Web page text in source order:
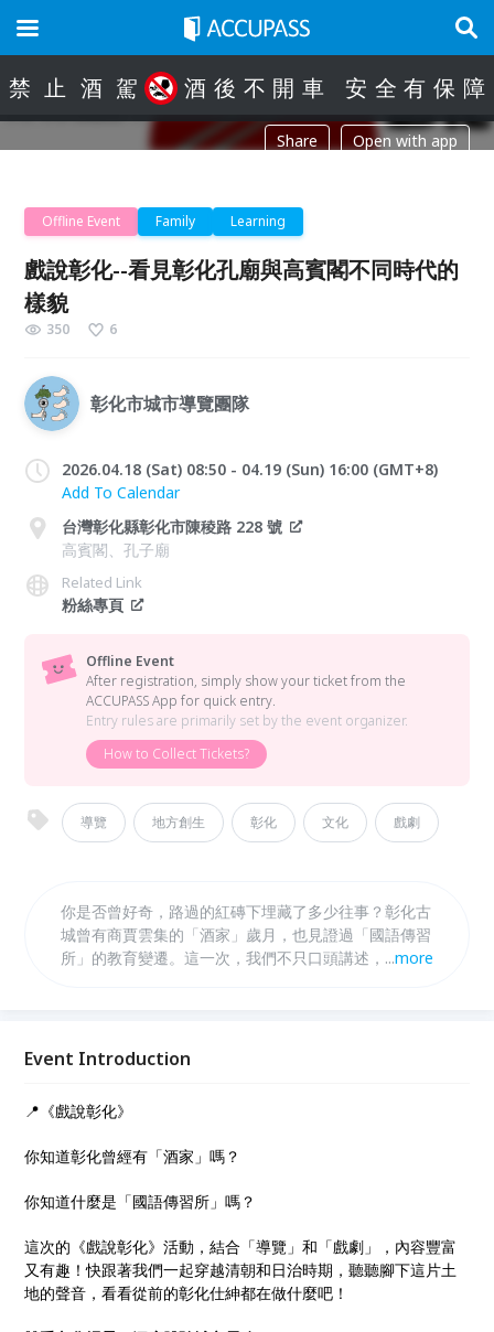
禁 止 酒 駕 酒 後 不 開 車 安 全 有 保 障
Share Open with app
Offline Event Family Learning
戲說彰化--看見彰化孔廟與高賓閣不同時代的
樣貌
350 6
彰化市城市導覽團隊
2026.04.18 (Sat) 08:50 - 04.19 (Sun) 16:00 (GMT+8)
Add To Calendar
台灣彰化縣彰化市陳稜路 228 號
高賓閣、孔子廟
Related Link
粉絲專頁
Offline Event
After registration, simply show your ticket from the
ACCUPASS App for quick entry.
Entry rules are primarily set by the event organizer.
How to Collect Tickets?
導覽 地方創生 彰化 文化 戲劇
你是否曾好奇，路過的紅磚下埋藏了多少往事？彰化古
城曾有商賈雲集的「酒家」歲月，也見證過「國語傳習
所」的教育變遷。這一次，我們不只口頭講述，更要透
或踏入昔日酒家高賓閣，演員將在歷史現場現身，將清
報名即贈精美小禮，讓我們在古城風華中相遇！
...more
Event Introduction
📍《戲說彰化》
你知道彰化曾經有「酒家」嗎？
你知道什麼是「國語傳習所」嗎？
這次的《戲說彰化》活動，結合「導覽」和「戲劇」，內容豐富
又有趣！快跟著我們一起穿越清朝和日治時期，聽聽腳下這片土
地的聲音，看看從前的彰化仕紳都在做什麼吧！